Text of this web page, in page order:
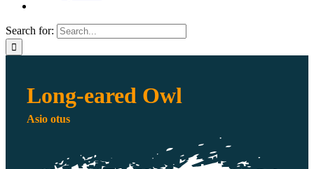
Search for:
Long-eared Owl
Asio otus